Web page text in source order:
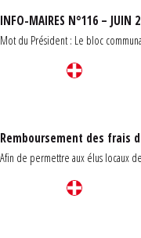
INFO-MAIRES N°116 – JUIN
Mot du Président : Le bloc
Remboursement des frais
Afin de permettre aux élus locaux